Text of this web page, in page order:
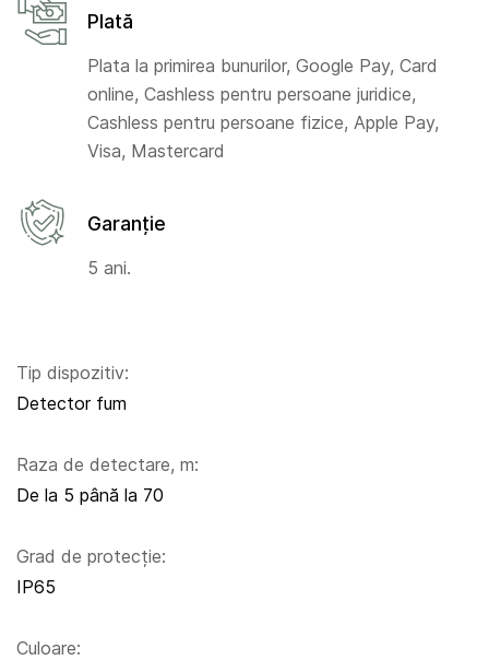
Tip dispozitiv:
Detector fum
Raza de detectare, m:
De la 5 până la 70
Grad de protecție:
IP65
Culoare:
Plată
Plata la primirea bunurilor, Google Pay, Card
online, Cashless pentru persoane juridice,
Cashless pentru persoane fizice, Apple Pay,
Visa, Mastercard
Garanție
5 ani.